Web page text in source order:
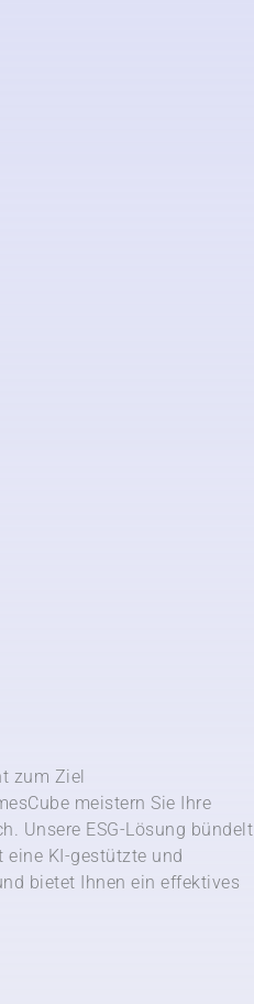
zum Ziel
meistern Sie Ihre
Unsere ESG-Lösung bündelt
eine KI-gestützte und
bietet Ihnen ein effektives